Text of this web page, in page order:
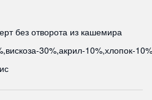
без отворота из кашемира
30%,акрил-10%,хлопок-10%